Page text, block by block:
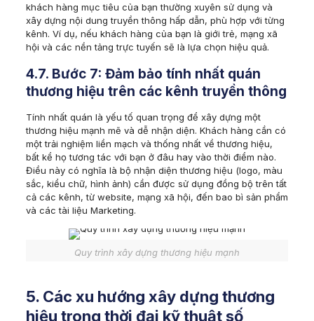
khách hàng mục tiêu của bạn thường xuyên sử dụng và
xây dựng nội dung truyền thông hấp dẫn, phù hợp với từng
kênh. Ví dụ, nếu khách hàng của bạn là giới trẻ, mạng xã
hội và các nền tảng trực tuyến sẽ là lựa chọn hiệu quả.
4.7. Bước 7: Đảm bảo tính nhất quán
thương hiệu trên các kênh truyền thông
Tính nhất quán là yếu tố quan trọng để xây dựng một
thương hiệu mạnh mẽ và dễ nhận diện. Khách hàng cần có
một trải nghiệm liền mạch và thống nhất về thương hiệu,
bất kể họ tương tác với bạn ở đâu hay vào thời điểm nào.
Điều này có nghĩa là bộ nhận diện thương hiệu (logo, màu
sắc, kiểu chữ, hình ảnh) cần được sử dụng đồng bộ trên tất
cả các kênh, từ website, mạng xã hội, đến bao bì sản phẩm
và các tài liệu Marketing.
Quy trình xây dựng thương hiệu mạnh
5. Các xu hướng xây dựng thương
hiệu trong thời đại kỹ thuật số